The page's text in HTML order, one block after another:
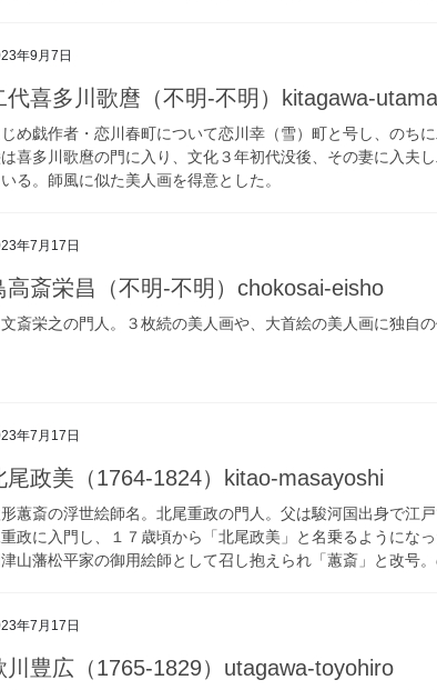
年9月7日
代喜多川歌麿（不明-不明）kitagawa-
め戯作者・恋川春町について恋川幸（雪）町と号し、のち
喜多川歌麿の門に入り、文化３年初代没後、その妻に入夫
る。師風に似た美人画を得意とした。
年7月17日
高斎栄昌（不明-不明）chokosai-eisho
斎栄之の門人。３枚続の美人画や、大首絵の美人画に独自の
年7月17日
尾政美（1764-1824）kitao-masayoshi
蕙斎の浮世絵師名。北尾重政の門人。父は駿河国出身で江
政に入門し、１７歳頃から「北尾政美」と名乗るようにな
津山藩松平家の御用絵師として召し抱えられ「蕙斎」と改号
年7月17日
川豊広（1765-1829）utagawa-toyohiro